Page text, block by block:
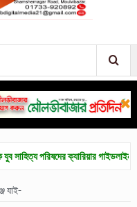
ক্যারিয়ার গাইডলাইন ও মেধাবৃত্তি
যাই-